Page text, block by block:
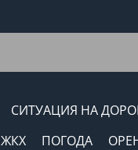
СИТУАЦИЯ НА
ЖКХ ПОГОДА